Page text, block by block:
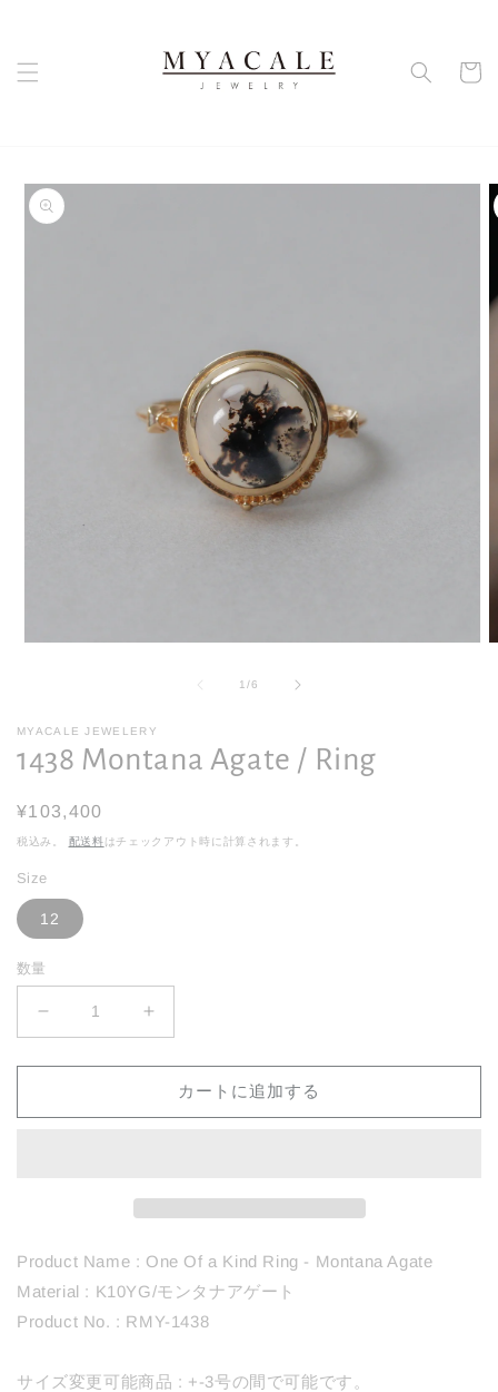
ー
商品情
報にス
キップ
で
メ
デ
ア
を
開
く
1/の
6
MYACALE JEWELERY
1438 Montana Agate / Ring
通
常
¥103,400
税込み。 配送料はチェックアウト時に計算されます。
Size
12
数量
Montana
Agate
Ring
ら
す
1438
Montana
Agate
Ring
量
を
や
す
カートに追加する
Product Name : One Of a Kind Ring - Montana Agate
Material : K10YG/モンタナアゲート
Product No. : RMY-1438
サイズ変更可能商品 : +-3号の間で可能です。